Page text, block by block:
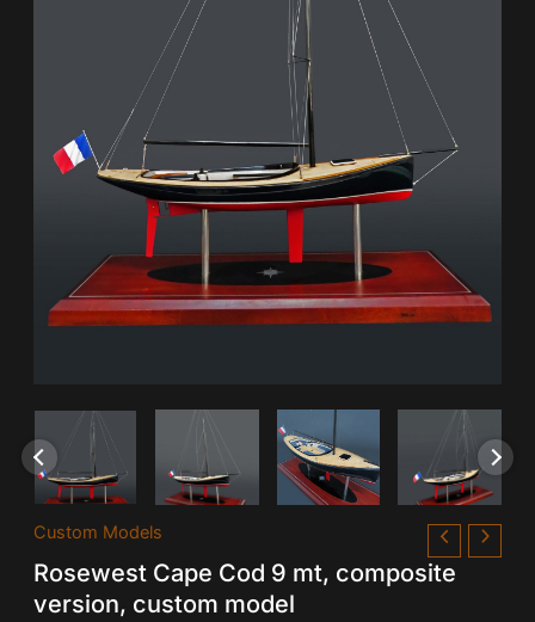
Custom Models
Rosewest Cape Cod 9 mt, composite
version, custom model